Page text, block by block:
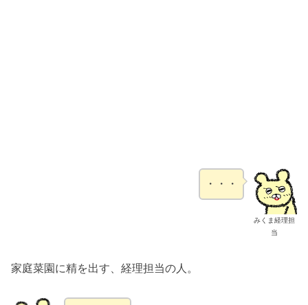
みくま経理担
当
・・・
家庭菜園に精を出す、経理担当の人。